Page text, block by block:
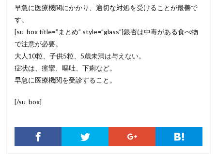
早急に医療機関にかかり、適切な対処を受けることが最善で
す。
[su_box title=”まとめ” style=”glass”]銀杏は中毒がある食べ物
で注意が必要。
大人10粒、子供5粒、5歳未満は与えない。
症状は、痙攣、嘔吐、下痢など。
早急に医療機関を受診すること。
[/su_box]